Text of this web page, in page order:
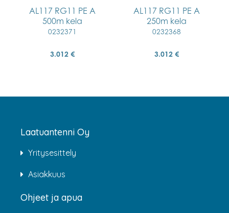
AL117 RG11 PE A
500m kela
0232371
3.012 €
AL117 RG11 PE A
250m kela
0232368
3.012 €
Laatuantenni Oy
Yritysesittely
Asiakkuus
Ohjeet ja apua